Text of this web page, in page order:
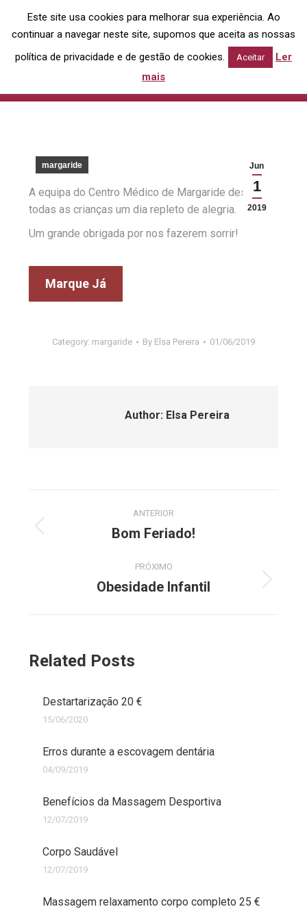
Search:
Feliz Dia da Criança
margaride Feliz Dia da Criança
Jun
1
2019
margaride
A equipa do Centro Médico de Margaride deseja a
todas as crianças um dia repleto de alegria.
Um grande obrigada por nos fazerem sorrir!
Marque Já
Category: margaride By Elsa Pereira 01/06/2019
Author: Elsa Pereira
navigation
ANTERIOR
Previous
Bom Feriado!
PRÓXIMO
Next
Obesidade Infantil
Related Posts
Destartarização 20 €
15/06/2020
Erros durante a escovagem dentária
04/09/2019
Benefícios da Massagem Desportiva
12/07/2019
Corpo Saudável
12/07/2019
Massagem relaxamento corpo completo 25 €
Este site usa cookies para melhorar sua experiência. Ao
continuar a navegar neste site, supomos que aceita as nossas
política de privacidade e de gestão de cookies.
Aceitar
Ler
mais